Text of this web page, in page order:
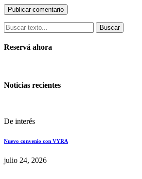
Buscar
Reservá ahora
Noticias recientes
De interés
Nuevo convenio con VYRA
julio 24, 2026